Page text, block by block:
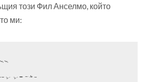
този Фил Анселмо, който
ми:
youth